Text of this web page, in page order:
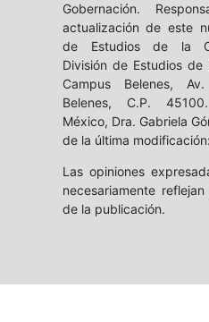
Gobernación.
actualización de este
de Estudios de la
División de Estudios de
Campus Belenes,
Belenes, C.P.
México, Dra. Gabriela
de la última
Las opiniones
necesariamente
de la publicación.